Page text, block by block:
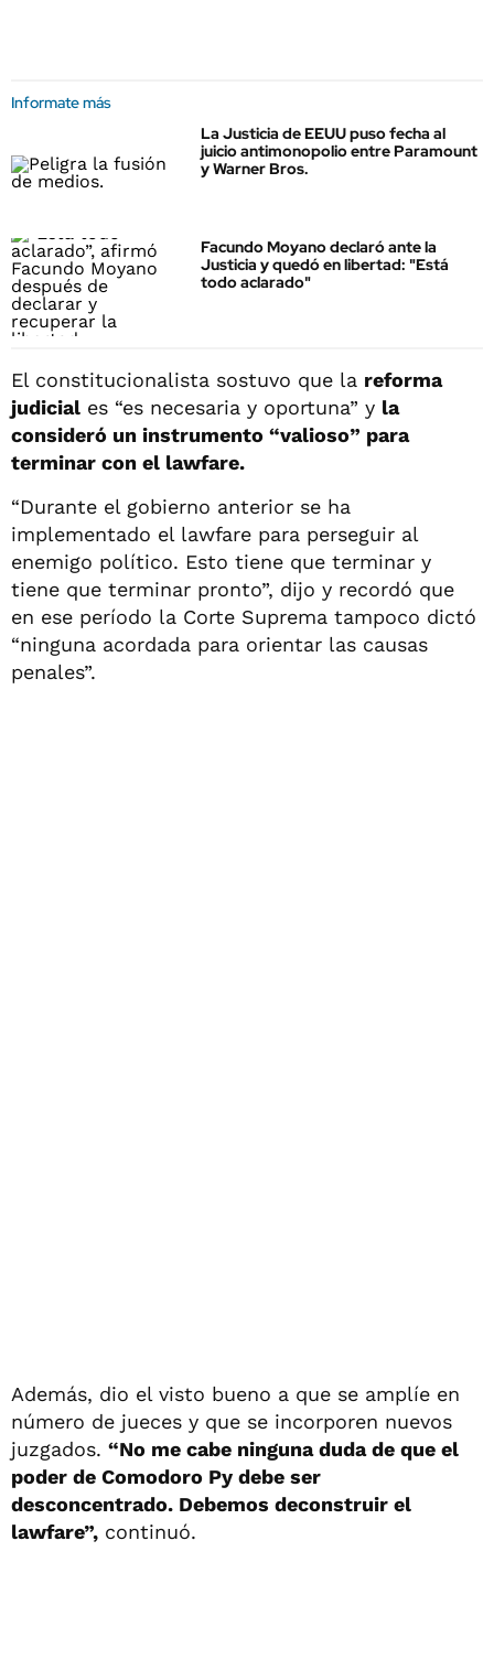
Informate más
La Justicia de EEUU puso fecha al
juicio antimonopolio entre Paramount
y Warner Bros.
Facundo Moyano declaró ante la
Justicia y quedó en libertad: "Está
todo aclarado"
El constitucionalista sostuvo que la reforma
judicial es “es necesaria y oportuna” y la
consideró un instrumento “valioso” para
terminar con el lawfare.
“Durante el gobierno anterior se ha
implementado el lawfare para perseguir al
enemigo político. Esto tiene que terminar y
tiene que terminar pronto”, dijo y recordó que
en ese período la Corte Suprema tampoco dictó
“ninguna acordada para orientar las causas
penales”.
Además, dio el visto bueno a que se amplíe en
número de jueces y que se incorporen nuevos
juzgados. “No me cabe ninguna duda de que el
poder de Comodoro Py debe ser
desconcentrado. Debemos deconstruir el
lawfare”, continuó.